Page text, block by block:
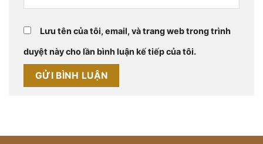
Lưu tên của tôi, email, và trang web trong trình
duyệt này cho lần bình luận kế tiếp của tôi.